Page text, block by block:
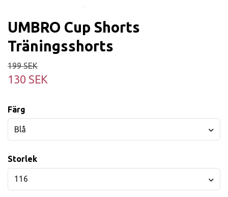
UMBRO Cup Shorts
Träningsshorts
199 SEK
130 SEK
Färg
Blå
Storlek
116